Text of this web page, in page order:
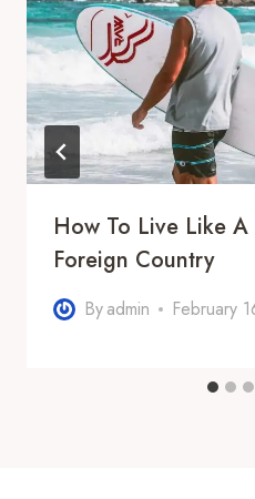
How To Live Like
Foreign Country
Byadmin February